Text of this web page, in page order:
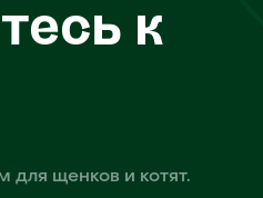
к
для щенков и котят.